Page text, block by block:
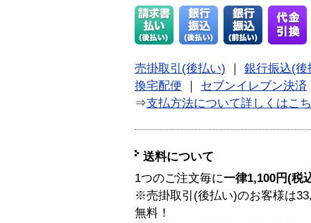
売掛取引(後払い)
銀行振込(後
換宅配便
セブンイレブン決済
⇒支払方法について詳しくはこ
送料について
1つのご注文毎に一律1,100円(税
※売掛取引(後払い)のお客様は
無料！